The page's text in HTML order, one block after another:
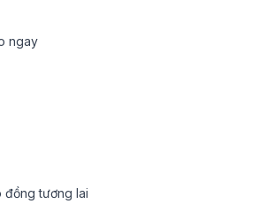
ngay
đồng tương lai